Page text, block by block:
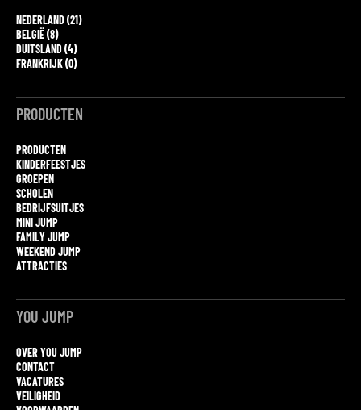
NEDERLAND (21)
BELGIË (8)
DUITSLAND (4)
FRANKRIJK (0)
PRODUCTEN
PRODUCTEN
KINDERFEESTJES
GROEPEN
SCHOLEN
BEDRIJFSUITJES
MINI JUMP
FAMILY JUMP
WEEKEND JUMP
ATTRACTIES
YOU JUMP
OVER YOU JUMP
CONTACT
VACATURES
VEILIGHEID